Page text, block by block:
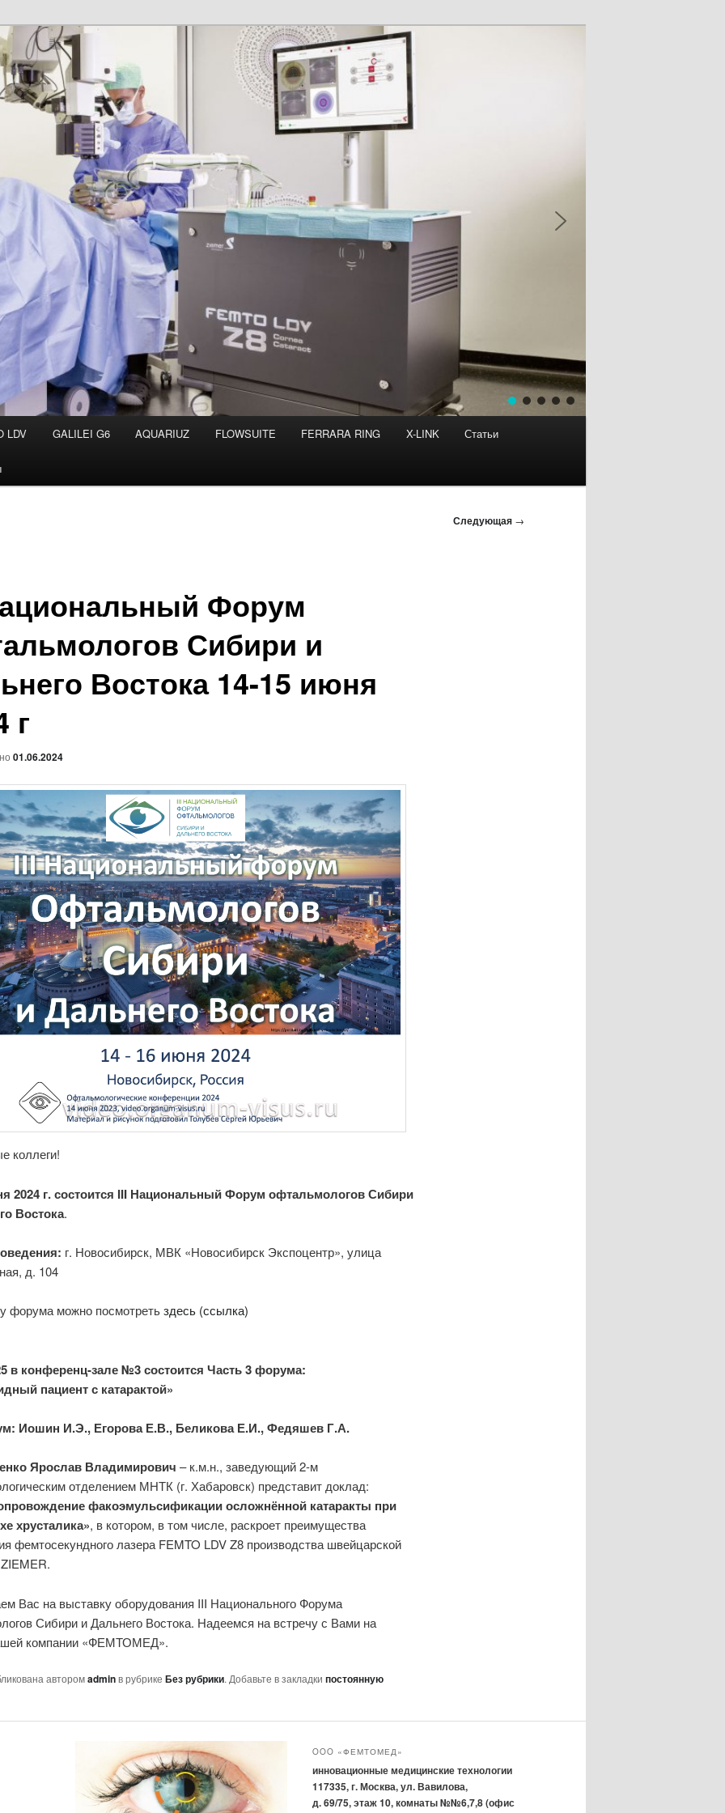
LDV GALILEI G6 AQUARIUZ FLOWSUITE FERRARA RING X-LINK Статьи
Следующая →
Форум
Сибири и
Востока 14-15 июня
г
01.06.2024
коллеги!
2024 г. состоится III Национальный Форум офтальмологов Сибири
Востока.
г. Новосибирск, МВК «Новосибирск Экспоцентр», улица
д. 104
форума можно посмотретьздесь (ссылка)
в конференц-зале №3 состоится Часть 3 форума:
пациент с катарактой»
Иошин И.Э., Егорова Е.В., Беликова Е.И., Федяшев Г.А.
Ярослав Владимирович – к.м.н., заведующий 2-м
отделением МНТК (г. Хабаровск) представит доклад:
факоэмульсификации осложнённой катаракты при
хрусталика», в котором, в том числе, раскроет преимущества
фемтосекундного лазера FEMTO LDV Z8 производства швейцарской
Вас на выставку оборудования III Национального Форума
Сибири и Дальнего Востока. Надеемся на встречу с Вами на
компании «ФЕМТОМЕД».
авторомadminв рубрике Без рубрики. Добавьте в закладки постоянную
OOO «ФЕМТОМЕД»
инновационные медицинские технологии
117335, г. Москва, ул. Вавилова,
д. 69/75, этаж 10, комнаты №№6,7,8 (офис